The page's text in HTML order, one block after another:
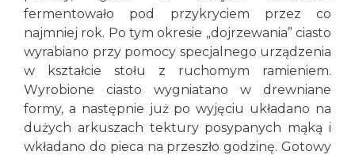
fermentowało pod przykryciem przez co
najmniej rok. Po tym okresie „dojrzewania” ciasto
wyrabiano przy pomocy specjalnego urządzenia
w kształcie stołu z ruchomym ramieniem.
Wyrobione ciasto wygniatano w drewniane
formy, a następnie już po wyjęciu układano na
dużych arkuszach tektury posypanych mąką i
wkładano do pieca na przeszło godzinę. Gotowy